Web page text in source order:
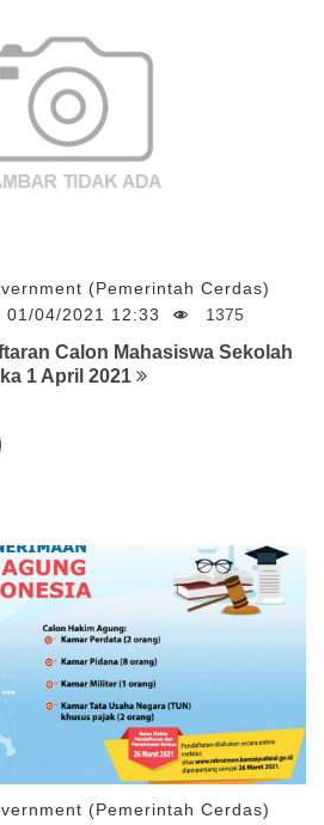
(Pemerintah Cerdas)
01/04/2021 12:33 1375
Calon Mahasiswa Sekolah
1 April 2021
(Pemerintah Cerdas)